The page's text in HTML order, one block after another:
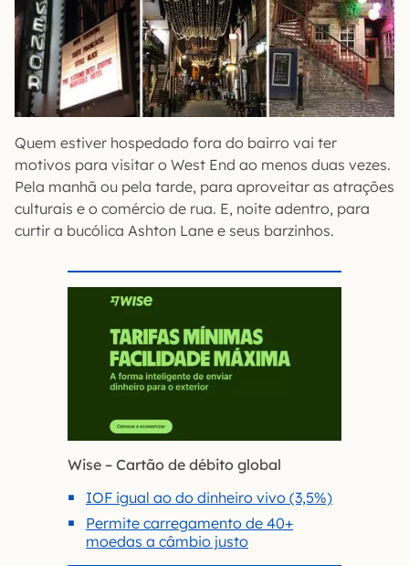
Quem estiver hospedado fora do bairro vai ter
motivos para visitar o West End ao menos duas vezes.
Pela manhã ou pela tarde, para aproveitar as atrações
culturais e o comércio de rua. E, noite adentro, para
curtir a bucólica Ashton Lane e seus barzinhos.
Wise – Cartão de débito global
IOF igual ao do dinheiro vivo (3,5%)
Permite carregamento de 40+
moedas a câmbio justo